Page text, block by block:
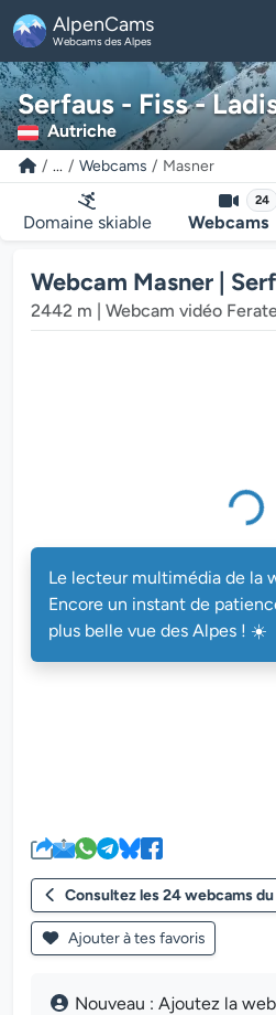
AlpenCams
Webcams des Alpes
Serfaus - Fiss -
Autriche
... Webcams Masner
Domaine skiable
24
Webcams
Webcam Masner |
2442 m | Webcam vidéo
Le lecteur multimédia de la webcam charge...
Le lecteur multimédia de la
Encore un instant de
plus belle vue des Alpes ! ☀️
Consultez les 24 webcams
Ajouter à tes favoris
Nouveau : Ajoutez la